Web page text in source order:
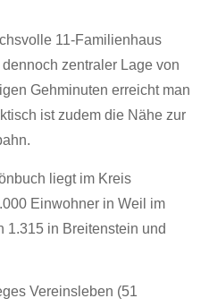
11-Familienhaus
zentraler Lage von
Gehminuten erreicht man
ist zudem die Nähe zur
liegt im Kreis
Einwohner in Weil im
1.315 in Breitenstein und
Vereinsleben (51